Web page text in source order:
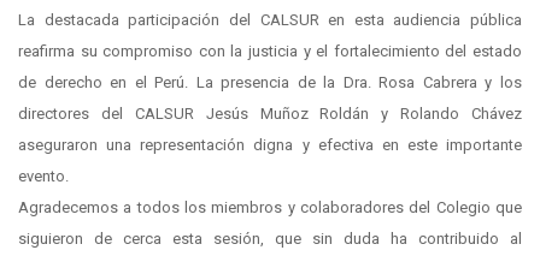
La destacada participación del CALSUR en esta audiencia pública
reafirma su compromiso con la justicia y el fortalecimiento del estado
de derecho en el Perú. La presencia de la Dra. Rosa Cabrera y los
directores del CALSUR Jesús Muñoz Roldán y Rolando Chávez
aseguraron una representación digna y efectiva en este importante
evento.
Agradecemos a todos los miembros y colaboradores del Colegio que
siguieron de cerca esta sesión, que sin duda ha contribuido al